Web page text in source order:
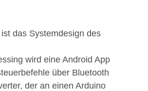
das Systemdesign des
wird eine Android App
über Bluetooth
der an einen Arduino